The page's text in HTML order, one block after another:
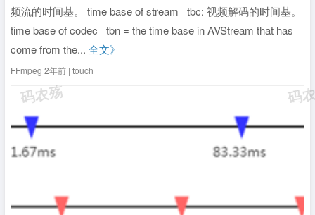
频流的时间基。 time base of stream tbc: 视频解码的时间基。
time base of codec tbn = the time base in AVStream that has
come from the...全文》
FFmpeg 2年前 | touch